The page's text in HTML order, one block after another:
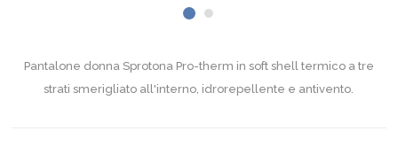
Pantalone donna Sprotona Pro-therm in soft shell termico a tre
strati smerigliato all'interno, idrorepellente e antivento.